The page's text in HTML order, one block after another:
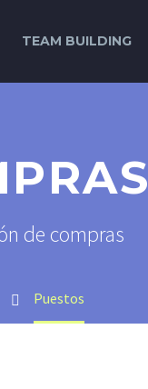
TEAM BUILDING
de compras
Puestos